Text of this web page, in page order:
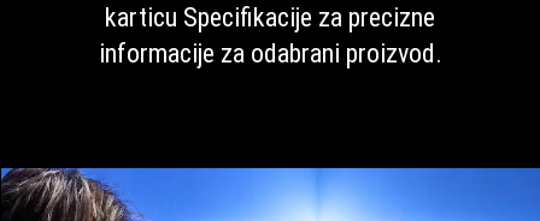
karticu Specifikacije za precizne
informacije za odabrani proizvod.